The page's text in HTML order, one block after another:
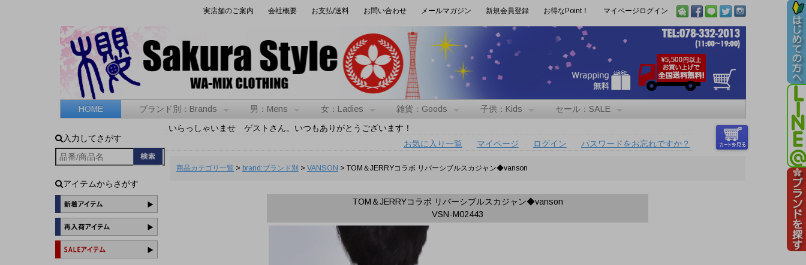
実店舗のご案内 会社概要 お支払/送料 お問い合わせ メールマガジン 新規会員登録 お得なPoint！ マイページログイン
HOME ブランド別：Brands 男：Mens 女：Ladies 雑貨：Goods 子供：Kids セール：SALE
入力してさがす
アイテムからさがす
いらっしゃいませ ゲストさん。いつもありがとうございます！
お気に入り一覧
マイページ ログイン パスワードをお忘れですか？
商品カテゴリ一覧 > brand:ブランド別 > VANSON > TOM＆JERRYコラボ リバーシブルスカジャン◆vanson
TOM＆JERRYコラボ リバーシブルスカジャン◆vanson
VSN-M02443